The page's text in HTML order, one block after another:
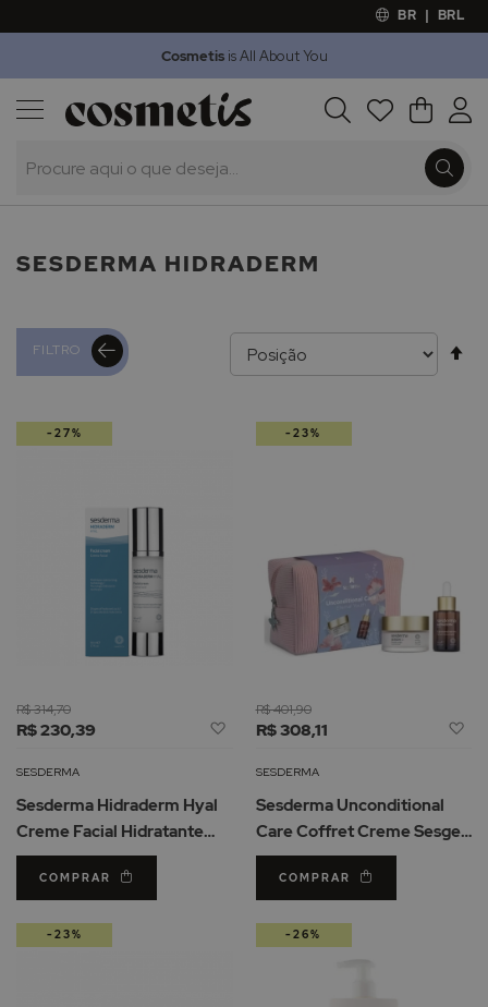
BR | BRL
Cosmetisis All About You
Procura O Meu
Outlet
SESDERMA HIDRADERM
FILTRO
R$ 230,39
R$ 314,70
Adicionar
Lista
Desejos
SESDERMA
Sesderma Hidraderm Hyal
Creme Facial Hidratante
50ml
COMPRAR
-27%
R$ 308,11
R$ 401,90
SESDERMA
Sesderma Unconditional
Care Coffret Creme Sesgen
32 + Sérum Hydraderm
COMPRAR
-23%
-23% -26%